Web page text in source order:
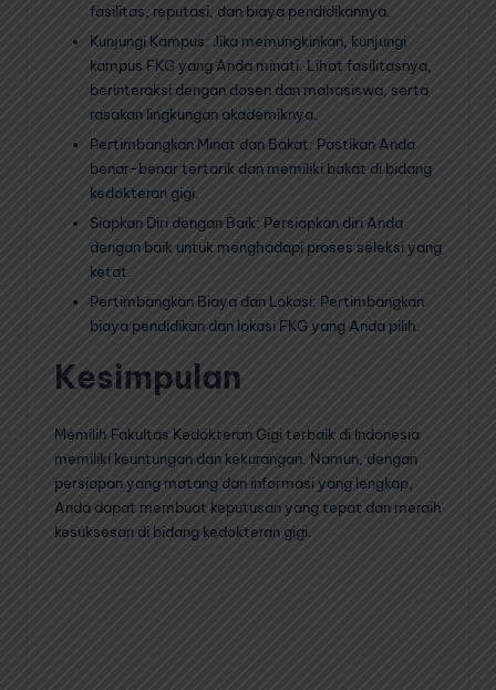
fasilitas, reputasi, dan biaya pendidikannya.
Kunjungi Kampus: Jika memungkinkan, kunjungi
kampus FKG yang Anda minati. Lihat fasilitasnya,
berinteraksi dengan dosen dan mahasiswa, serta
rasakan lingkungan akademiknya.
Pertimbangkan Minat dan Bakat: Pastikan Anda
benar-benar tertarik dan memiliki bakat di bidang
kedokteran gigi.
Siapkan Diri dengan Baik: Persiapkan diri Anda
dengan baik untuk menghadapi proses seleksi yang
ketat.
Pertimbangkan Biaya dan Lokasi: Pertimbangkan
biaya pendidikan dan lokasi FKG yang Anda pilih.
Kesimpulan
Memilih Fakultas Kedokteran Gigi terbaik di Indonesia
memiliki keuntungan dan kekurangan. Namun, dengan
persiapan yang matang dan informasi yang lengkap,
Anda dapat membuat keputusan yang tepat dan meraih
kesuksesan di bidang kedokteran gigi.